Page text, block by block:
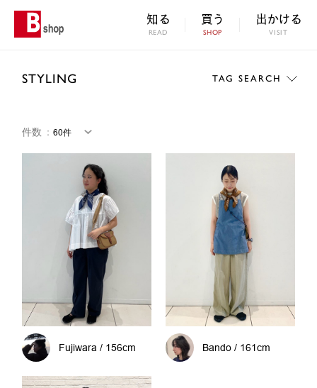
知る
READ
買う
SHOP
出かける
VISIT
STYLING TAG SEARCH
件数 ：
Fujiwara / 156cm Bando / 161cm